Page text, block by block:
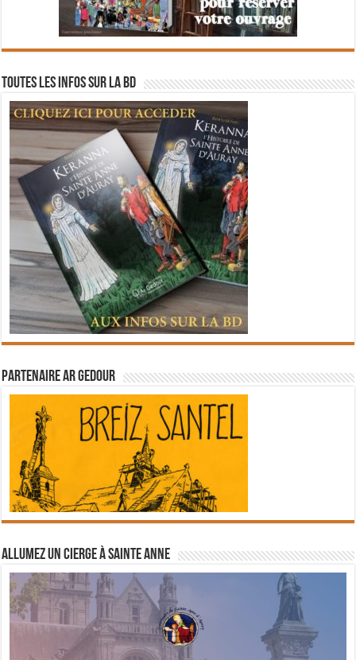
Toutes les infos sur la BD
Partenaire Ar Gedour
Allumez un cierge à Sainte Anne